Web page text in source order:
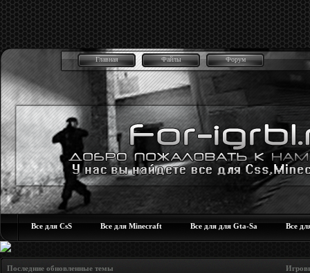
Главная Файлы Форум
Все для CsS Все для Minecraft Все для для Gta-Sa Все
Последние обновленные темы Игровые